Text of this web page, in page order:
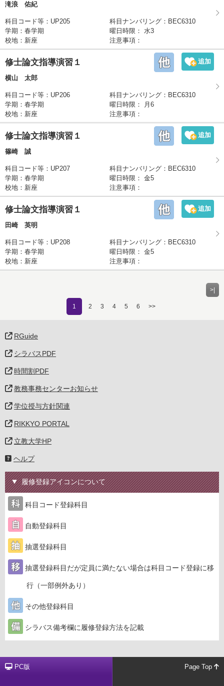
滝浪 佑紀
科目コード等 ：UP205 科目ナンバリング：BEC6310
学期 ： 春学期 曜日時限 ： 水3
校地 ： 新座 注意事項：
修士論文指導演習１
横山 太郎
科目コード等 ：UP206 科目ナンバリング：BEC6310
学期 ： 春学期 曜日時限 ：
月6
校地 ： 新座 注意事項：
修士論文指導演習１
篠崎 誠
科目コード等 ：UP207 科目ナンバリング：BEC6310
学期 ： 春学期 曜日時限 ： 金5
校地 ： 新座 注意事項：
修士論文指導演習１
田崎 英明
科目コード等 ：UP208 科目ナンバリング：BEC6310
学期 ： 春学期 曜日時限 ： 金5
校地 ： 新座 注意事項：
1 2 3 4 5 6 >>
>|
RGuide
シラバスPDF
時間割PDF
教務事務センターお知らせ
学位授与方針関連
RIKKYO PORTAL
立教大学HP
ヘルプ
履修登録アイコンについて
科目コード登録科目
自動登録科目
抽選登録科目
抽選登録科目だが定員に満たない場合は科目コード登録に移
行（一部例外あり）
その他登録科目
シラバス備考欄に履修登録方法を記載
PC版 Page Top